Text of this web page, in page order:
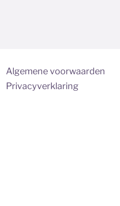
Algemene voorwaarden
Privacyverklaring